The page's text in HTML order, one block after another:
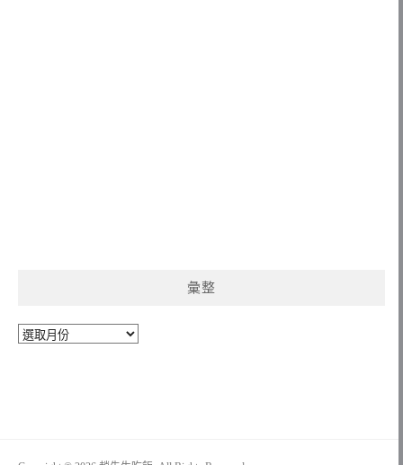
彙整
彙